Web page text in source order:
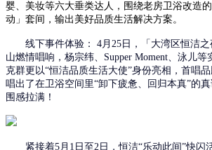
婴、美妆等六大垂类达人，围绕老房卫浴改造
动」套间 ，输出美好品质生活解决方案。
线下事件体验：
4月25日，「大湾区恒洁
山燃情唱响，杨宗纬、Supper Moment、泳儿等
克群更以“恒洁品质生活大使”身份亮相， 首唱品
唱出了在卫浴空间里“卸下疲惫、回归本真”的
围感拉满！
紧接着5月1日至2日，恒洁“乐动此间”快闪